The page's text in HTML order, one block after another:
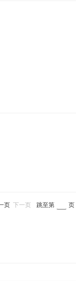
页 下一页 跳至第 页